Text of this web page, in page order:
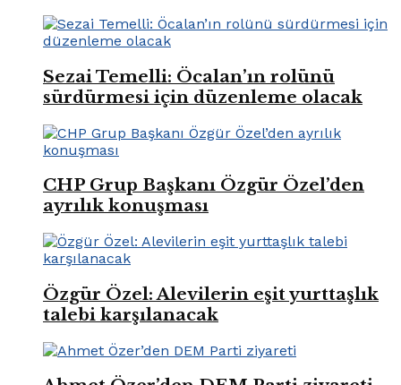
Sezai Temelli: Öcalan’ın rolünü
sürdürmesi için düzenleme olacak
CHP Grup Başkanı Özgür Özel’den
ayrılık konuşması
Özgür Özel: Alevilerin eşit yurttaşlık
talebi karşılanacak